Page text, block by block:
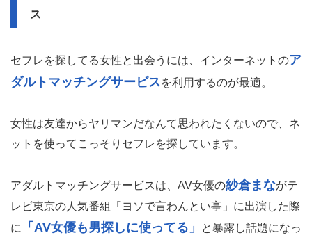
ス
セフレを探してる女性と出会うには、インターネットのア
ダルトマッチングサービスを利用するのが最適。
女性は友達からヤリマンだなんて思われたくないので、ネ
ットを使ってこっそりセフレを探しています。
アダルトマッチングサービスは、AV女優の紗倉まながテ
レビ東京の人気番組「ヨソで言わんとい亭」に出演した際
に
「AV女優も男探しに使ってる」
と暴露し話題になっ